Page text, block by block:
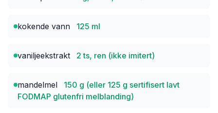
kokende vann 125 ml
vaniljeekstrakt 2 ts, ren (ikke imitert)
mandelmel
150 g (eller 125 g sertifisert lavt
FODMAP glutenfri melblanding)